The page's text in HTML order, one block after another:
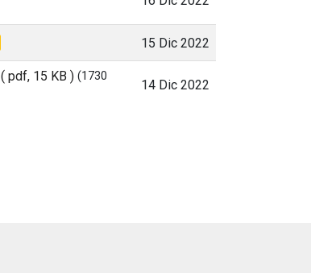
15 Dic 2022
( pdf, 15 KB ) (1730
14 Dic 2022